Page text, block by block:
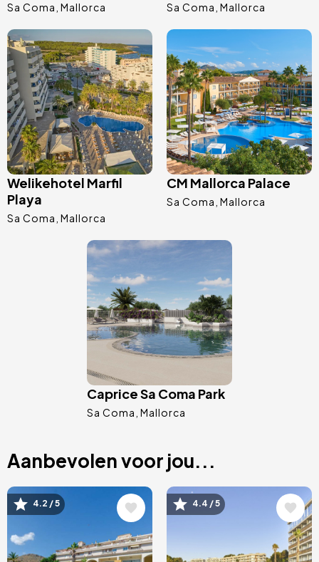
Sa Coma Mallorca Sa Coma Mallorca
Afbeelding
Welikehotel Marfil
Playa
Sa Coma Mallorca
Afbeelding
CM Mallorca Palace
Sa Coma Mallorca
Afbeelding
Caprice Sa Coma Park
Sa Coma Mallorca
Aanbevolen voor jou...
Afbeelding
4.2 / 5 Afbeelding
4.4 / 5